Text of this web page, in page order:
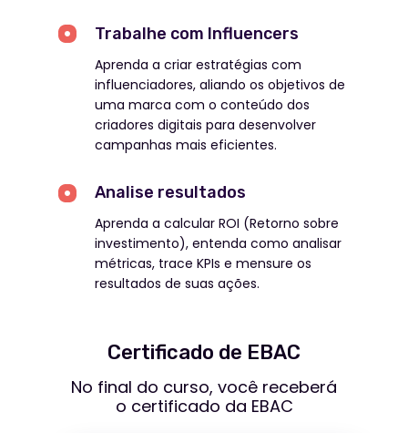
Aprenda a criar estratégias com
influenciadores, aliando os objetivos de
uma marca com o conteúdo dos
criadores digitais para desenvolver
campanhas mais eficientes.
Trabalhe com Influencers
Certificado de EBAC
No final do curso, você receberá
o certificado da EBAC
Aprenda a calcular ROI (Retorno sobre
investimento), entenda como analisar
métricas, trace KPIs e mensure os
resultados de suas ações.
Analise resultados